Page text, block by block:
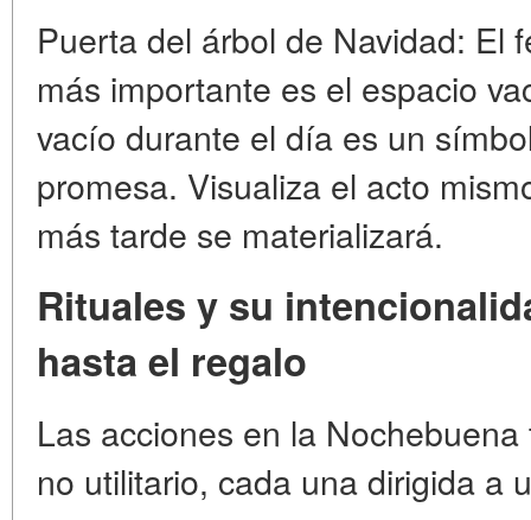
Puerta del árbol de Navidad: El
más importante es el espacio
vacío durante el día es un
promesa. Visualiza el acto
más tarde se materializará.
Rituales y su
hasta el regalo
Las acciones en la
no utilitario, cada una dirigida a